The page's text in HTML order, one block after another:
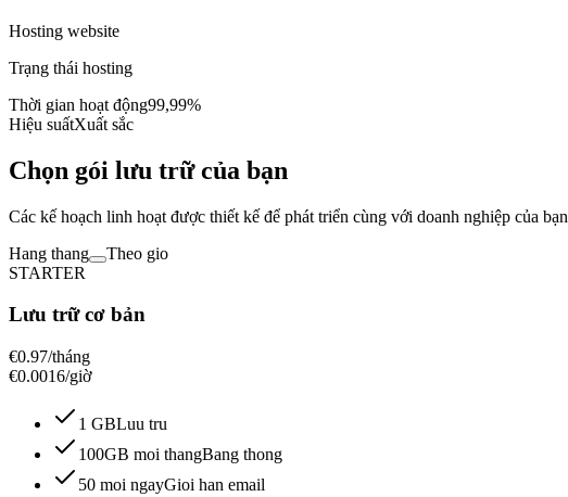
Hosting website
Trạng thái hosting
Thời gian hoạt động99,99%
Hiệu suấtXuất sắc
Chọn gói lưu trữ của bạn
Các kế hoạch linh hoạt được thiết kế để phát triển cùng với doanh nghiệp của bạn
Hang thang
Theo gio
STARTER
Lưu trữ cơ bản
€0.97/tháng
€0.0016/giờ
1 GBLuu tru
100GB moi thangBang thong
50 moi ngayGioi han email